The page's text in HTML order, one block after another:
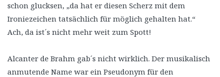
schon glucksen, „da hat er diesen Scherz mit dem
Ironiezeichen tatsächlich für möglich gehalten hat.“
Ach, da ist´s nicht mehr weit zum Spott!
Alcanter de Brahm gab´s nicht wirklich. Der musikalisch
anmutende Name war ein Pseudonym für den